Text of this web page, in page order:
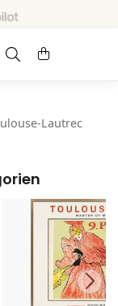
og retur
Lautrec